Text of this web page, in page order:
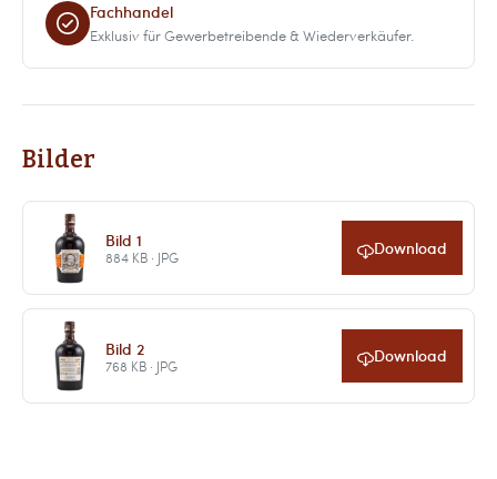
Fachhandel
Exklusiv für Gewerbetreibende & Wiederverkäufer.
Bilder
Bild 1
884 KB · JPG Download
Bild 2
768 KB · JPG Download